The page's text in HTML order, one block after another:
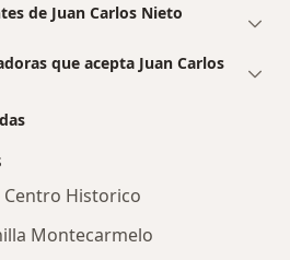
de Juan Carlos Nieto
que acepta Juan Carlos
Historico
Montecarmelo